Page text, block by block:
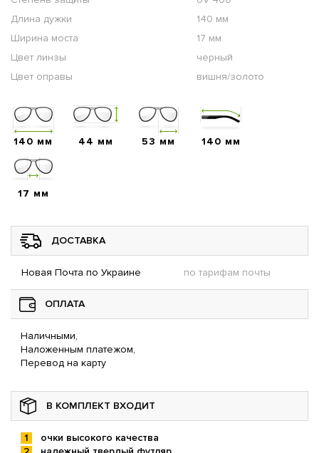
Длина дужки
140 мм
Ширина моста
17 мм
Цвет линзы
черный
Цвет оправы
вишня/золото
140 мм 44 мм 53 мм 140 мм
17 мм
ДОСТАВКА
Новая Почта по Украине по тарифам почты
ОПЛАТА
Наличными,
Наложенным платежом,
Перевод на карту
В КОМПЛЕКТ ВХОДИТ
очки высокого качества